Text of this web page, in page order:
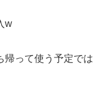
w
帰って使う予定では